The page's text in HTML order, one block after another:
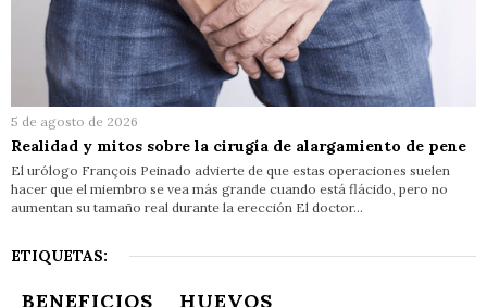
5 de agosto de 2026
Realidad y mitos sobre la cirugía de alargamiento de pene
El urólogo François Peinado advierte de que estas operaciones suelen
hacer que el miembro se vea más grande cuando está flácido, pero no
aumentan su tamaño real durante la erección El doctor…
ETIQUETAS:
BENEFICIOS HUEVOS